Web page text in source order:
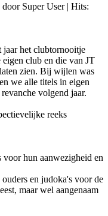
door Super User| Hits:
jaar het clubtornooitje
club en die van JT
zien. Bij wijlen was
we alle titels in eigen
volgend jaar.
reeks
voor hun aanwezigheid en
en judoka's voor de
maar wel aangenaam